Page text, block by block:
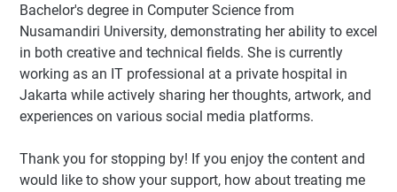
Bachelor's degree in Computer Science from
Nusamandiri University, demonstrating her ability to excel
in both creative and technical fields. She is currently
working as an IT professional at a private hospital in
Jakarta while actively sharing her thoughts, artwork, and
experiences on various social media platforms.
Thank you for stopping by! If you enjoy the content and
would like to show your support, how about treating me